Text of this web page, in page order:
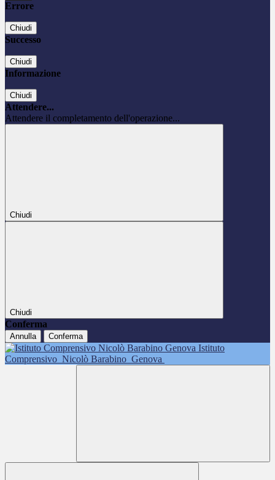
Errore
Chiudi
Successo
Chiudi
Informazione
Chiudi
Attendere...
Attendere il completamento dell'operazione...
Chiudi
Chiudi
Conferma
Annulla Conferma
Istituto
Comprensivo Nicolò Barabino Genova